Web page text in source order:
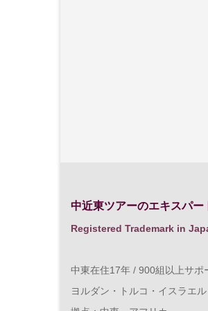
中近東ツアーのエキスパー
Registered Trademark in
中東在住17年 / 900組以上サポ
ヨルダン・トルコ・イスラエ